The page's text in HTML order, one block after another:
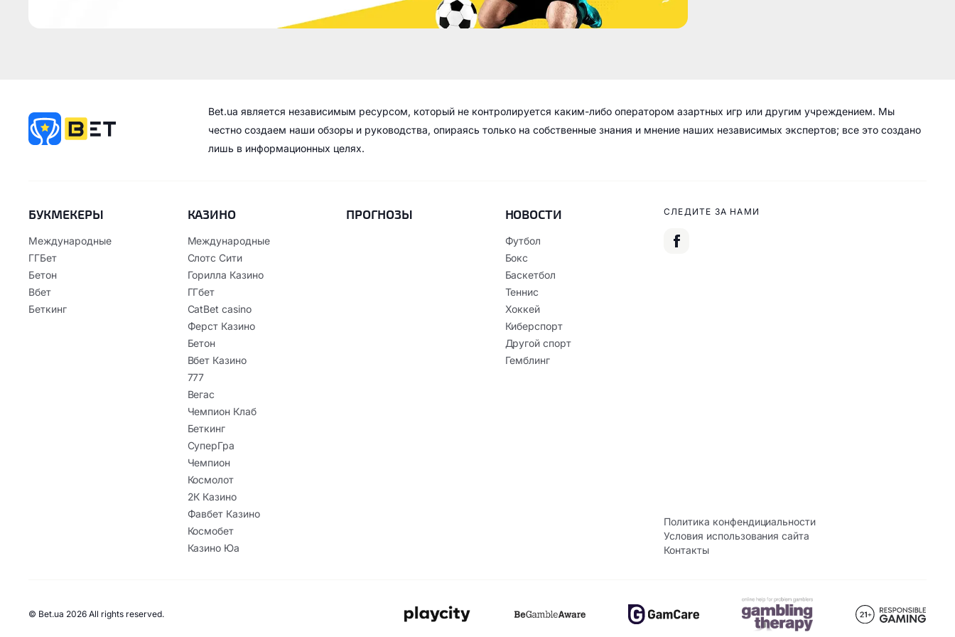
Bet.ua является независимым ресурсом, который не контролируется каким-либо оператором азартных игр или другим учреждением. Мы
честно создаем наши обзоры и руководства, опираясь только на собственные знания и мнение наших независимых экспертов; все это создано
лишь в информационных целях.
БУКМЕКЕРЫ
Международные
ГГБет
Бетон
Вбет
Беткинг
КАЗИНО
Международные
Слотс Сити
Горилла Казино
ГГбет
CatBet casino
Ферст Казино
Бетон
Вбет Казино
777
Вегас
Чемпион Клаб
Беткинг
СуперГра
Чемпион
Космолот
2К Казино
Фавбет Казино
Космобет
Казино Юа
ПРОГНОЗЫ НОВОСТИ
Футбол
Бокс
Баскетбол
Теннис
Хоккей
Киберспорт
Другой спорт
Гемблинг
СЛЕДИТЕ ЗА НАМИ
Политика конфендициальности
Условия использования сайта
Контакты
© Bet.ua 2026 All rights reserved.